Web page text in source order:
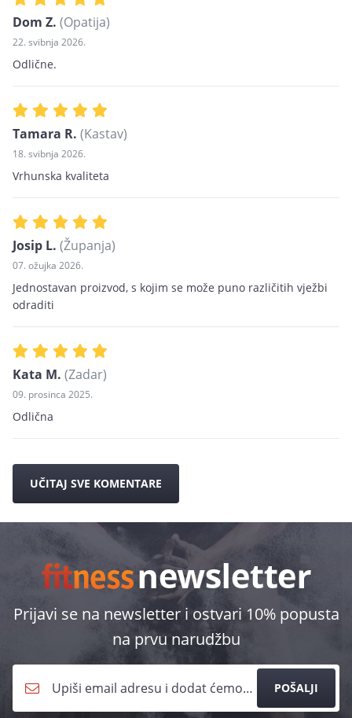
Dom Z. (Opatija)
22. svibnja 2026.
Odlične.
Tamara R. (Kastav)
18. svibnja 2026.
Vrhunska kvaliteta
Josip L. (Županja)
07. ožujka 2026.
Jednostavan proizvod, s kojim se može puno različitih vježbi
odraditi
Kata M. (Zadar)
09. prosinca 2025.
Odlična
UČITAJ SVE KOMENTARE
Prijavi se na newsletter i ostvari 10% popusta
na prvu narudžbu
POŠALJI